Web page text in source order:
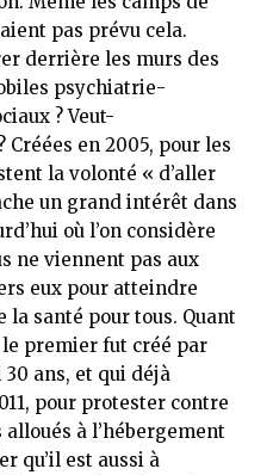
pas prévu cela.
derrière les murs des
psychiatrie-
? Veut-
en 2005, pour les
la volonté « d’aller
un grand intérêt dans
où l’on considère
ne viennent pas aux
eux pour atteindre
la santé pour tous. Quant
le premier fut créé par
ans, et qui déjà
pour protester contre
à l’hébergement
qu’il est aussi à